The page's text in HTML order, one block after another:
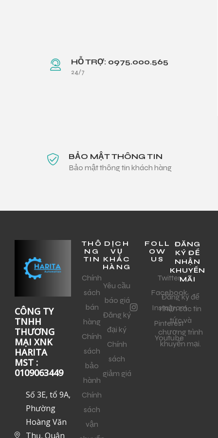
HỖ TRỢ: 0975.000.565
24/7
BẢO MẬT THÔNG TIN
Bảo mật thông tin khách hàng
CÔNG TY
TNHH
THƯƠNG
MẠI XNK
HARITA
MST :
0109063449
Số 3E, tổ 9A,
Phường
Hoàng Văn
Thụ, Quận
THÔ
NG
TIN
Chính
sách
bán
hàng
Chính
sách
bảo
hành
Chính
sách
vận
DỊCH
VỤ
KHÁC
HÀNG
Yêu cầu
báo giá
Đăng ký
đại ký
Chính
sách
giảm giá
FOLL
OW
US
Twitter
Facebook
Instagram
Pinterest
Youtube
ĐĂNG
KÝ ĐỂ
NHẬN
KHUYẾN
MÃI
Đăng ký để
nhận các tin
tức và
chương trình
khuyến mại.